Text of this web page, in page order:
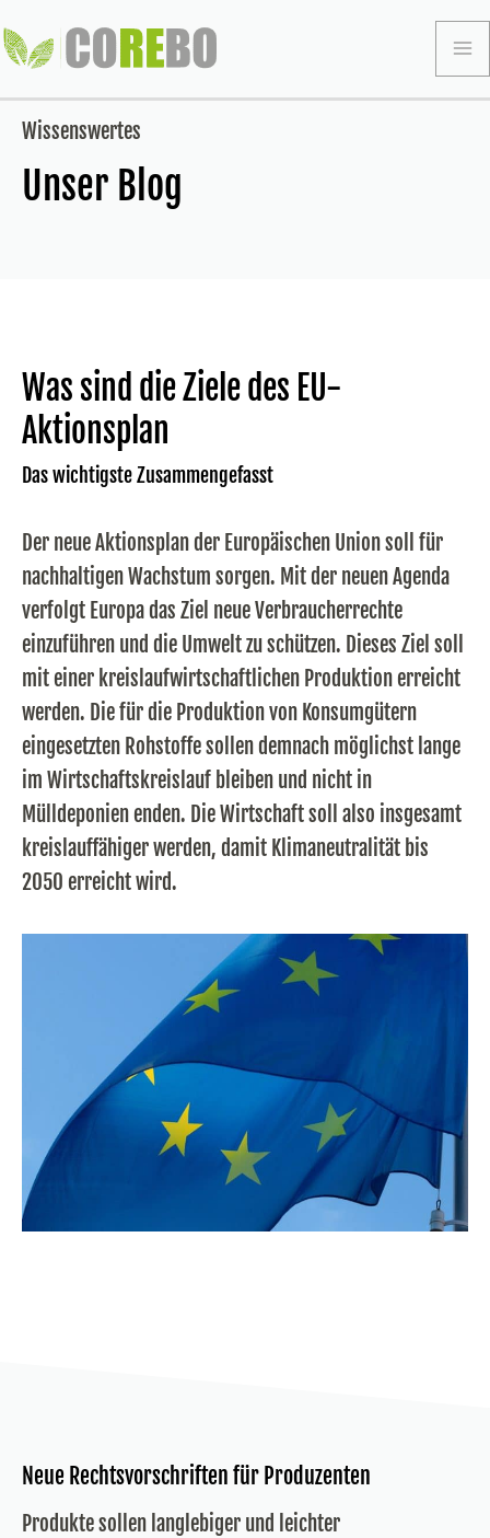
Inhalt
Wissenswertes
Unser Blog
Was sind die Ziele des EU-
Aktionsplan
Das wichtigste Zusammengefasst
Der neue Aktionsplan der Europäischen Union soll für
nachhaltigen Wachstum sorgen. Mit der neuen Agenda
verfolgt Europa das Ziel neue Verbraucherrechte
einzuführen und die Umwelt zu schützen. Dieses Ziel soll
mit einer kreislaufwirtschaftlichen Produktion erreicht
werden. Die für die Produktion von Konsumgütern
eingesetzten Rohstoffe sollen demnach möglichst lange
im Wirtschaftskreislauf bleiben und nicht in
Mülldeponien enden. Die Wirtschaft soll also insgesamt
kreislauffähiger werden, damit Klimaneutralität bis
2050 erreicht wird.
Neue Rechtsvorschriften für Produzenten
Produkte sollen langlebiger und leichter